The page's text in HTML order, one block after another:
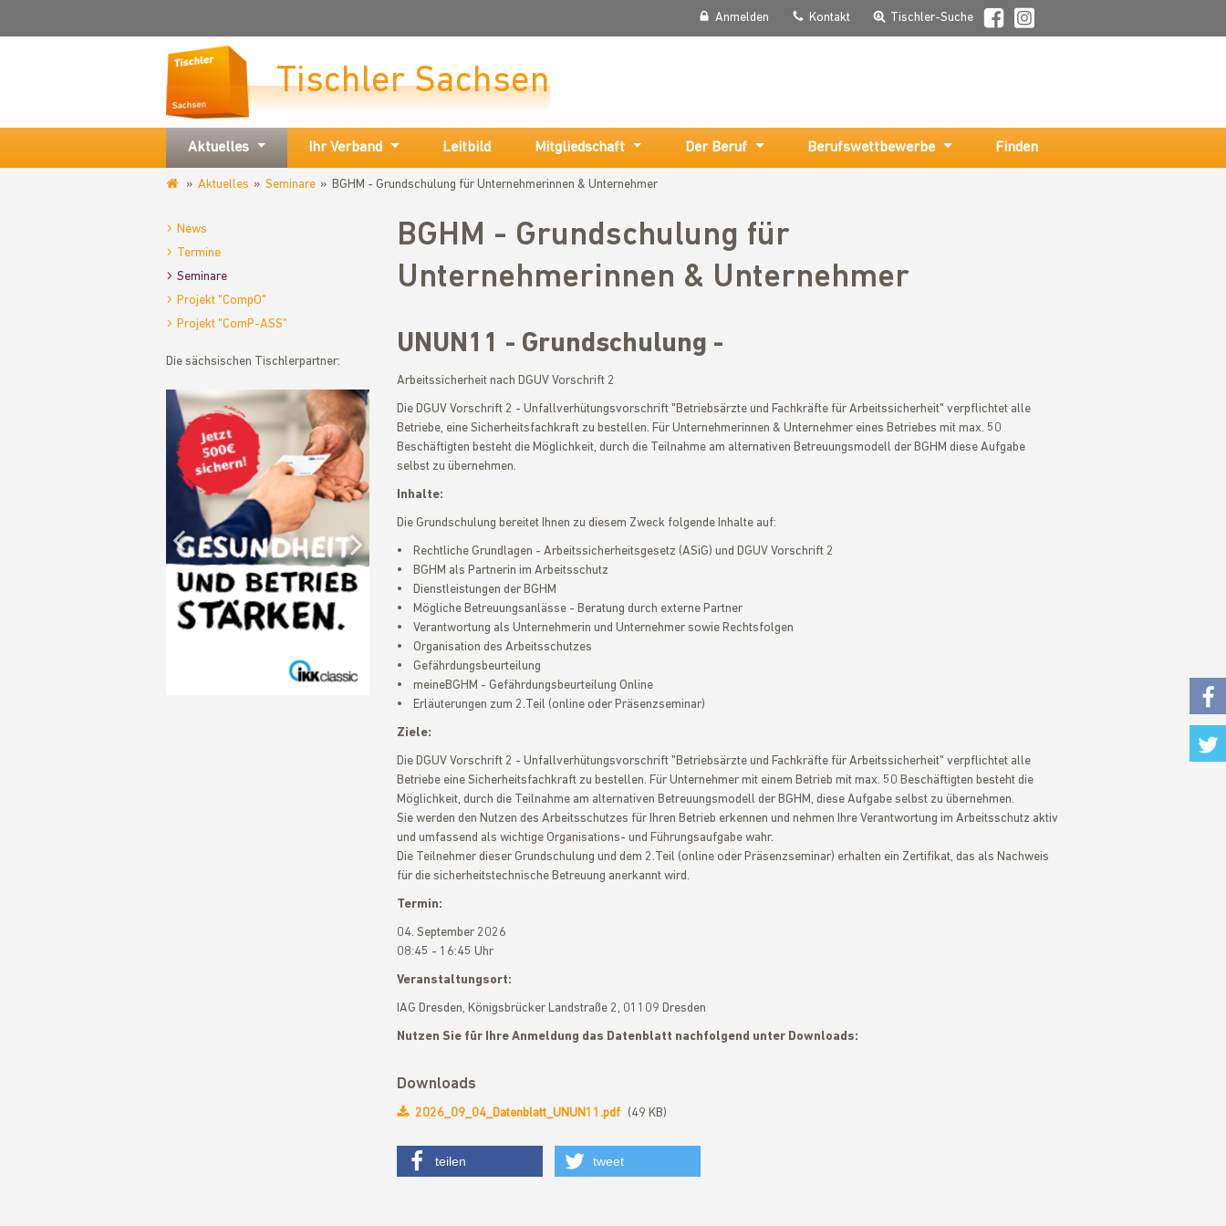
Tischler Sachsen
Anmelden Kontakt Tischler-Suche
Aktuelles Ihr Verband Leitbild Mitgliedschaft Der Beruf Berufswettbewerbe Finden
sachsen.de
Aktuelles Seminare BGHM - Grundschulung für Unternehmerinnen & Unternehmer
News
Termine
Seminare
Projekt "CompO"
Projekt "ComP-ASS"
Die sächsischen Tischlerpartner:
Previous
Next
BGHM - Grundschulung für
Unternehmerinnen & Unternehmer
UNUN11 - Grundschulung -
Arbeitssicherheit nach DGUV Vorschrift 2
Die DGUV Vorschrift 2 - Unfallverhütungsvorschrift "Betriebsärzte und Fachkräfte für Arbeitssicherheit" verpflichtet alle
Betriebe, eine Sicherheitsfachkraft zu bestellen. Für Unternehmerinnen & Unternehmer eines Betriebes mit max. 50
Beschäftigten besteht die Möglichkeit, durch die Teilnahme am alternativen Betreuungsmodell der BGHM diese Aufgabe
selbst zu übernehmen.
Inhalte:
Die Grundschulung bereitet Ihnen zu diesem Zweck folgende Inhalte auf:
• Rechtliche Grundlagen - Arbeitssicherheitsgesetz (ASiG) und DGUV Vorschrift 2
• BGHM als Partnerin im Arbeitsschutz
• Dienstleistungen der BGHM
• Mögliche Betreuungsanlässe - Beratung durch externe Partner
• Verantwortung als Unternehmerin und Unternehmer sowie Rechtsfolgen
• Organisation des Arbeitsschutzes
• Gefährdungsbeurteilung
• meineBGHM - Gefährdungsbeurteilung Online
• Erläuterungen zum 2.Teil (online oder Präsenzseminar)
Ziele:
Die DGUV Vorschrift 2 - Unfallverhütungsvorschrift "Betriebsärzte und Fachkräfte für Arbeitssicherheit" verpflichtet alle
Betriebe eine Sicherheitsfachkraft zu bestellen. Für Unternehmer mit einem Betrieb mit max. 50 Beschäftigten besteht die
Möglichkeit, durch die Teilnahme am alternativen Betreuungsmodell der BGHM, diese Aufgabe selbst zu übernehmen.
Sie werden den Nutzen des Arbeitsschutzes für Ihren Betrieb erkennen und nehmen Ihre Verantwortung im Arbeitsschutz aktiv
und umfassend als wichtige Organisations- und Führungsaufgabe wahr.
Die Teilnehmer dieser Grundschulung und dem 2.Teil (online oder Präsenzseminar) erhalten ein Zertifikat, das als Nachweis
für die sicherheitstechnische Betreuung anerkannt wird.
Termin:
04. September 2026
08:45 - 16:45 Uhr
Veranstaltungsort:
IAG Dresden, Königsbrücker Landstraße 2, 01109 Dresden
Nutzen Sie für Ihre Anmeldung das Datenblatt nachfolgend unter Downloads:
Downloads
2026_09_04_Datenblatt_UNUN11.pdf (49 KB)
teilen tweet